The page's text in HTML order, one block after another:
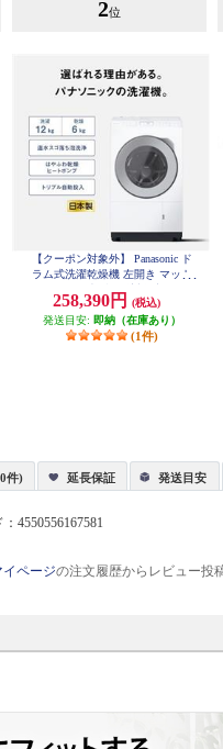
2位
【クーポン対象外】 Panasonic ド
ラム式洗濯乾燥機 左開き マット
LX127EL-W
258,390円
(税込)
発送目安: 即納（在庫あり）
(1件)
件) 延長保証 発送目安
：4550556167581
イページの注文履歴からレビュー投